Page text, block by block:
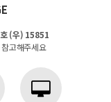
(우) 15851
고해주세요